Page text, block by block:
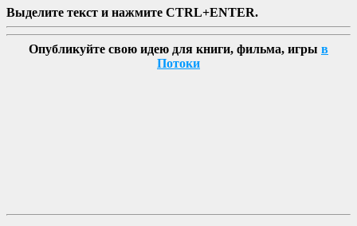
Выделите текст и нажмите CTRL+ENTER.
Опубликуйте свою идею для книги, фильма, игры в
Потоки